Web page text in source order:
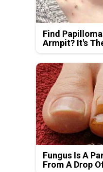
Find
Armpit? It's
Fungus Is A
From A Drop